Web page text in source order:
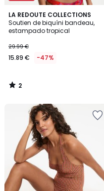
LA REDOUTE COLLECTIONS
Soutien de biquíni bandeau,
estampado tropical
29.99 €
15.89 € -47%
2
/
5
2
/